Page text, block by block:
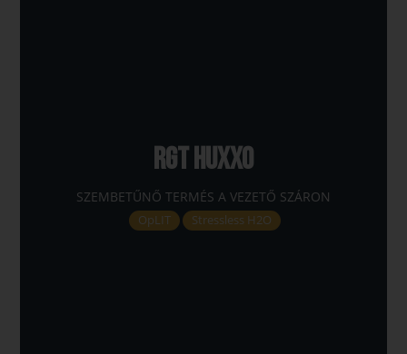
RGT HUXXO
SZEMBETŰNŐ TERMÉS A VEZETŐ SZÁRON
OpLIT Stressless H2O